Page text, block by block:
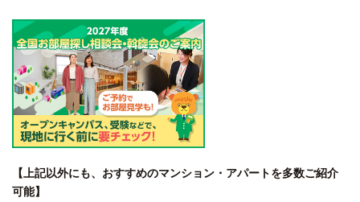
【上記以外にも、おすすめのマンション・アパートを多数ご紹介
可能】